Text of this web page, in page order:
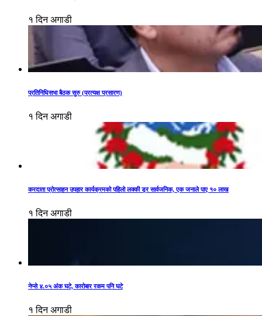
१ दिन अगाडी
प्रतिनिधिसभा बैठक सुरु (प्रत्यक्ष प्रसारण)
१ दिन अगाडी
करदाता प्रोत्साहन उपहार कार्यक्रमको पहिलो लक्की ड्र सार्वजनिक, एक जनाले पाए १० लाख
१ दिन अगाडी
नेप्से ४.०५ अंक घटे, कारोबार रकम पनि घटे
१ दिन अगाडी